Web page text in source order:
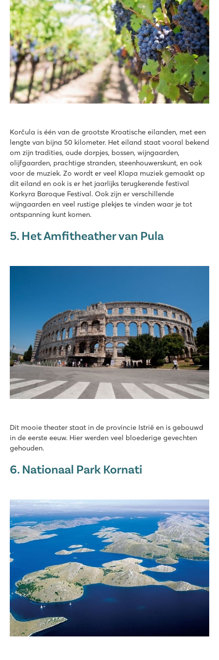
Korčula is één van de grootste Kroatische eilanden, met een
lengte van bijna 50 kilometer. Het eiland staat vooral bekend
om zijn tradities, oude dorpjes, bossen, wijngaarden,
olijfgaarden, prachtige stranden, steenhouwerskunt, en ook
voor de muziek. Zo wordt er veel Klapa muziek gemaakt op
dit eiland en ook is er het jaarlijks terugkerende festival
Korkyra Baroque Festival. Ook zijn er verschillende
wijngaarden en veel rustige plekjes te vinden waar je tot
ontspanning kunt komen.
5. Het Amfitheather van Pula
Dit mooie theater staat in de provincie Istrië en is gebouwd
in de eerste eeuw. Hier werden veel bloederige gevechten
gehouden.
6. Nationaal Park Kornati